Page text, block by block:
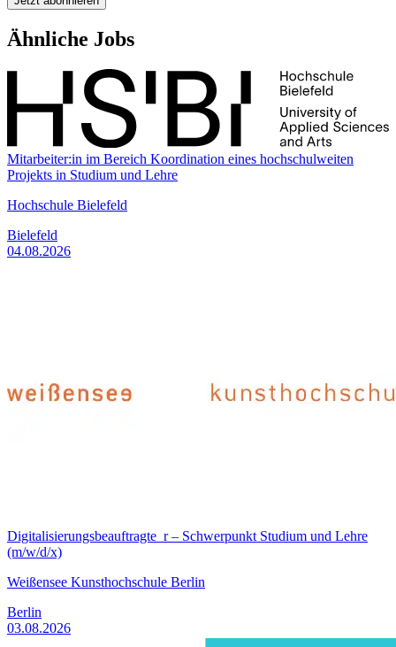
Ähnliche Jobs
Mitarbeiter:in im Bereich Koordination eines hochschulweiten
Projekts in Studium und Lehre
Hochschule Bielefeld
Bielefeld
04.08.2026
Digitalisierungsbeauftragte_r – Schwerpunkt Studium und Lehre
(m/w/d/x)
Weißensee Kunsthochschule Berlin
Berlin
03.08.2026